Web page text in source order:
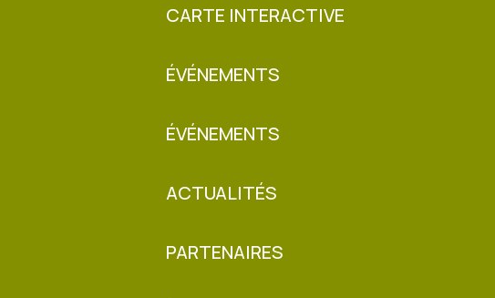
CARTE INTERACTIVE
ÉVÉNEMENTS
ÉVÉNEMENTS
ACTUALITÉS
PARTENAIRES